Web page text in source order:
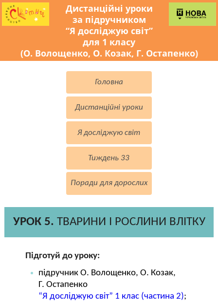
Дистанційні уроки
за підручником
“Я досліджую світ”
для 1 класу
(О. Волощенко, О. Козак, Г. Остапенко)
Головна
Дистанційні уроки
Я досліджую світ
Тиждень 33
Поради для дорослих
УРОК 5. ТВАРИНИ І РОСЛИНИ ВЛІТКУ
Підготуй до уроку:
підручник О. Волощенко, О. Козак,
Г. Остапенко
“Я досліджую світ” 1 клас (частина 2);